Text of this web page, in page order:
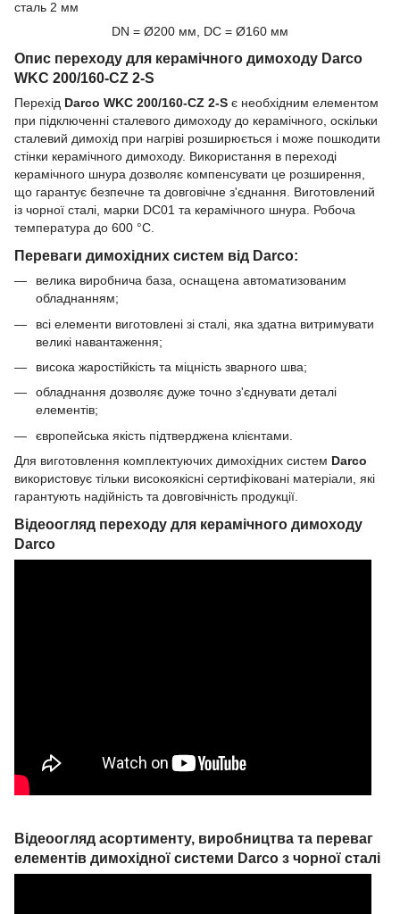
DN = Ø200 мм, DC = Ø160 мм
Опис переходу для керамічного димоходу Darco
WKC 200/160-CZ 2-S
Перехід Darco WKC 200/160-CZ 2-S є необхідним елементом
при підключенні сталевого димоходу до керамічного, оскільки
сталевий димохід при нагріві розширюється і може пошкодити
стінки керамічного димоходу. Використання в переході
керамічного шнура дозволяє компенсувати це розширення,
що гарантує безпечне та довговічне з'єднання. Виготовлений
із чорної сталі, марки DC01 та керамічного шнура. Робоча
температура до 600 °С.
Переваги димохідних систем від Darco:
велика виробнича база, оснащена автоматизованим
обладнанням;
всі елементи виготовлені зі сталі, яка здатна витримувати
великі навантаження;
висока жаростійкість та міцність зварного шва;
обладнання дозволяє дуже точно з'єднувати деталі
елементів;
європейська якість підтверджена клієнтами.
Для виготовлення комплектуючих димохідних систем Darco
використовує тільки високоякісні сертифіковані матеріали, які
гарантують надійність та довговічність продукції.
Відеоогляд переходу для керамічного димоходу
Darco
Відеоогляд асортименту, виробництва та переваг
елементів димохідної системи Darco з чорної сталі